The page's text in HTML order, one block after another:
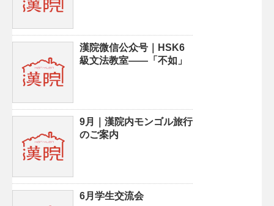
漢院微信公众号｜HSK6
級文法教室——「不如」
9月｜漢院内モンゴル旅行
のご案内
6月学生交流会